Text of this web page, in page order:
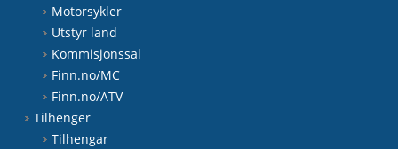
Motorsykler
Utstyr land
Kommisjonssal
Finn.no/MC
Finn.no/ATV
Tilhenger
Tilhengar